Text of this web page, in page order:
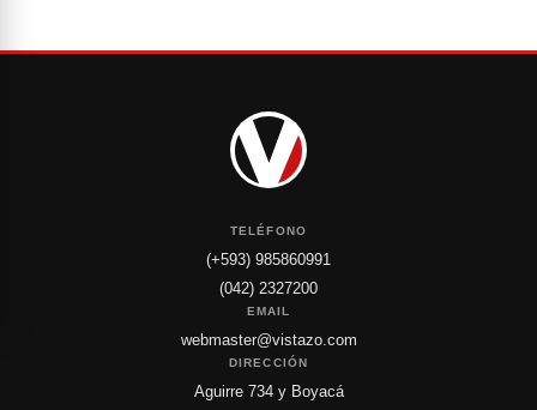
TELÉFONO
(+593) 985860991
(042) 2327200
EMAIL
webmaster@vistazo.com
DIRECCIÓN
Aguirre 734 y Boyacá